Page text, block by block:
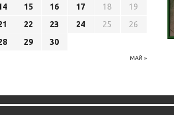
МАЙ »
15 16 17 18
19
22 23 24 25
26
29 30